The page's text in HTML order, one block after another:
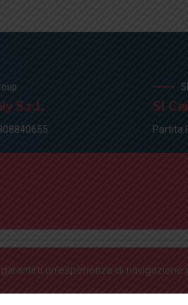
S.r.l. SI
Partita
un'esperienza di navigazione